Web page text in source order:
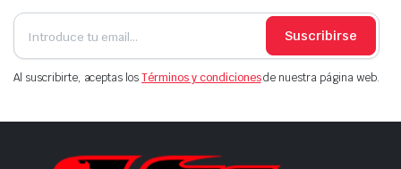
Suscribirse
Al suscribirte, aceptas losTérminos y condicionesde nuestra página web.